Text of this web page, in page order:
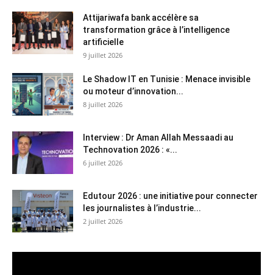
Attijariwafa bank accélère sa
transformation grâce à l’intelligence
artificielle
9 juillet 2026
Le Shadow IT en Tunisie : Menace invisible
ou moteur d’innovation...
8 juillet 2026
Interview : Dr Aman Allah Messaadi au
Technovation 2026 : «...
6 juillet 2026
Edutour 2026 : une initiative pour connecter
les journalistes à l’industrie...
2 juillet 2026